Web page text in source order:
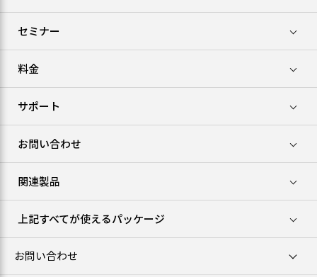
セミナー
料金
サポート
お問い合わせ
関連製品
上記すべてが使えるパッケージ
お問い合わせ